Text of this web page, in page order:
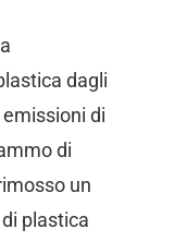
dagli
di
di
un
plastica